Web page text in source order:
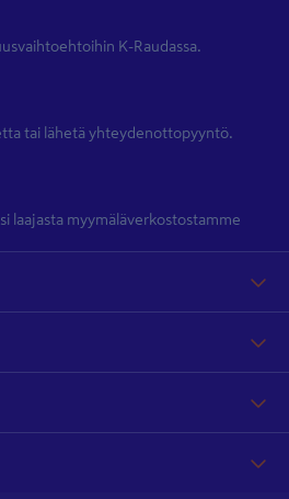
K-Raudassa.
tai lähetä yhteydenottopyyntö.
laajasta myymäläverkostostamme